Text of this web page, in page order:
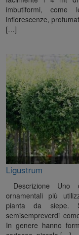
imbutiformi,
infiorescenze,
[…]
Ligustrum
Descrizione
ornamentali più
pianta da siepe.
semisempreverdi
In genere hanno